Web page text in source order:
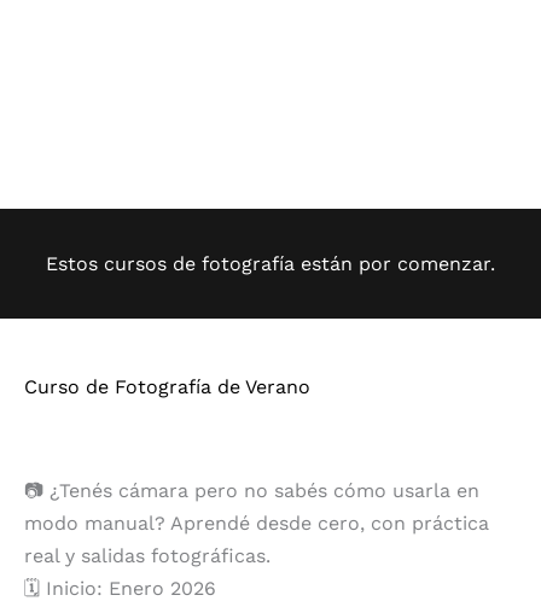
Estos cursos de fotografía están por comenzar.
Curso de Fotografía de Verano
📷 ¿Tenés cámara pero no sabés cómo usarla en
modo manual? Aprendé desde cero, con práctica
real y salidas fotográficas.
🗓️ Inicio: Enero 2026